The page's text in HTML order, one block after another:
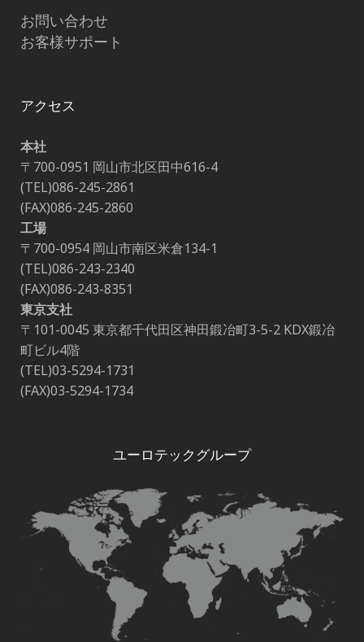
お問い合わせ
お客様サポート
アクセス
本社
〒700-0951 岡山市北区田中616-4
(TEL)086-245-2861
(FAX)086-245-2860
工場
〒700-0954 岡山市南区米倉134-1
(TEL)086-243-2340
(FAX)086-243-8351
東京支社
〒101-0045 東京都千代田区神田鍛冶町3-5-2 KDX鍛冶
町ビル4階
(TEL)03-5294-1731
(FAX)03-5294-1734
ユーロテックグループ